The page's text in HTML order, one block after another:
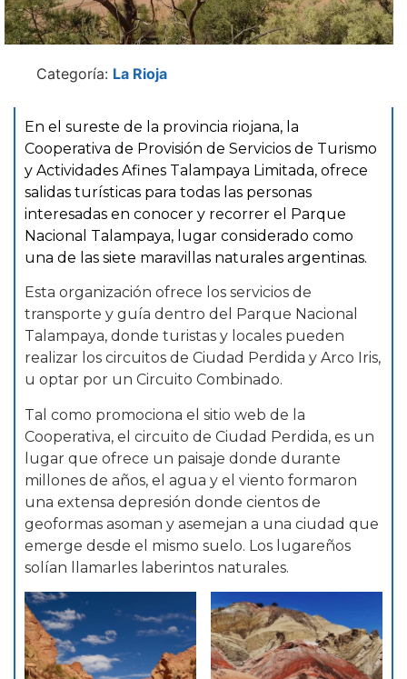
Categoría: La Rioja
En el sureste de la provincia riojana, la
Cooperativa de Provisión de Servicios de Turismo
y Actividades Afines Talampaya Limitada, ofrece
salidas turísticas para todas las personas
interesadas en conocer y recorrer el Parque
Nacional Talampaya, lugar considerado como
una de las siete maravillas naturales argentinas.
Esta organización ofrece los servicios de
transporte y guía dentro del Parque Nacional
Talampaya, donde turistas y locales pueden
realizar los circuitos de Ciudad Perdida y Arco Iris,
u optar por un Circuito Combinado.
Tal como promociona el sitio web de la
Cooperativa, el circuito de Ciudad Perdida, es un
lugar que ofrece un paisaje donde durante
millones de años, el agua y el viento formaron
una extensa depresión donde cientos de
geoformas asoman y asemejan a una ciudad que
emerge desde el mismo suelo. Los lugareños
solían llamarles laberintos naturales.